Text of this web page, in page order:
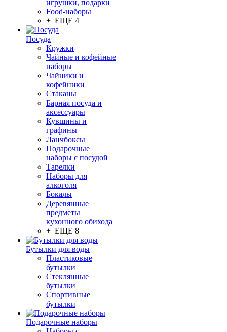
игрушки, подарки
Food-наборы
+ ЕЩЕ 4
Посуда
Кружки
Чайные и кофейные
наборы
Чайники и
кофейники
Стаканы
Барная посуда и
аксессуары
Кувшины и
графины
Ланчбоксы
Подарочные
наборы с посудой
Тарелки
Наборы для
алкоголя
Бокалы
Деревянные
предметы
кухонного обихода
+ ЕЩЕ 8
Бутылки для воды
Пластиковые
бутылки
Стеклянные
бутылки
Спортивные
бутылки
Подарочные наборы